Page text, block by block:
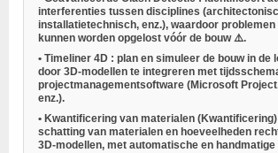
interferenties tussen disciplines
installatietechnisch, enz.), waardoor
kunnen worden opgelost vóór de bouw ⚠️.
• Timeliner 4D : plan en simuleer de bouw in de
door 3D-modellen te integreren met
projectmanagementsoftware (Microsoft
enz.).
• Kwantificering van materialen (Kwantificering)
schatting van materialen en hoeveelheden
3D-modellen, met automatische en handmatige